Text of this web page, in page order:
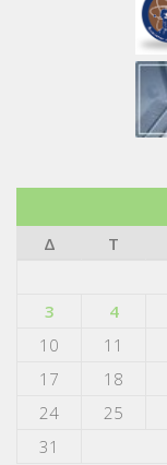
Δ
Τ
3
4
10
11
17
18
24
25
31